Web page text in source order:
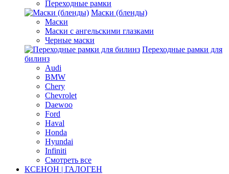
Переходные рамки
Маски (бленды)
Маски
Маски с ангельскими глазками
Черные маски
Переходные рамки для
билинз
Audi
BMW
Chery
Chevrolet
Daewoo
Ford
Haval
Honda
Hyundai
Infiniti
Смотреть все
КСЕНОН | ГАЛОГЕН